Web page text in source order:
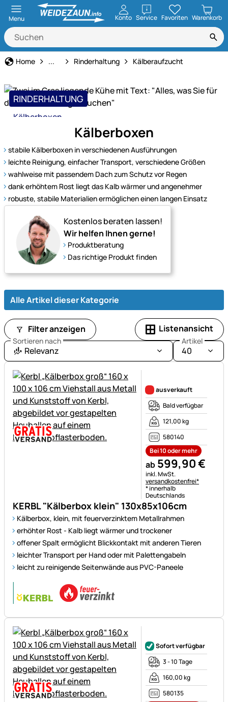
Menu Konto ServiceöffnenFavoriten Warenkorb
Home Tierbedarf
... Rinderhaltung Kälberaufzucht
RINDERHALTUNG
Kälberboxen
eine
gesunde
und
effiziente
Rinderhaltung
–
Zubehör.
Kälberboxen
stabile Kälberboxen in verschiedenen Ausführungen
leichte Reinigung, einfacher Transport, verschiedene Größen
wahlweise mit passendem Dach zum Schutz vor Regen
dank erhöhtem Rost liegt das Kalb wärmer und angenehmer
robuste, stabile Materialien ermöglichen einen langen Einsatz
Kostenlos beraten lassen!
Wir helfen Ihnen gerne!
Produktberatung
Das richtige Produkt finden
Alle Artikel dieser Kategorie
Filter anzeigen Listenansicht
Sortieren nach
Relevanz
Artikel
40
KERBL "Kälberbox klein" 130x85x106cm
Kälberbox, klein, mit feuerverzinktem Metallrahmen
erhöhter Rost - Kalb liegt wärmer und trockener
offener Spalt ermöglicht Blickkontakt mit anderen Tieren
leichter Transport per Hand oder mit Palettengabeln
leicht zu reinigende Seitenwände aus PVC-Paneele
ausverkauft
Bald verfügbar
121,00 kg
580140
Bei 10 oder mehr
ab 599,90€
Steuerhinweis:
inkl. MwSt.
versandkostenfrei*
* innerhalb
Deutschlands
Sofort verfügbar
3 - 10 Tage
160,00 kg
580135